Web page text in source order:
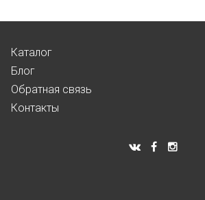
Каталог
Блог
Обратная связь
Контакты